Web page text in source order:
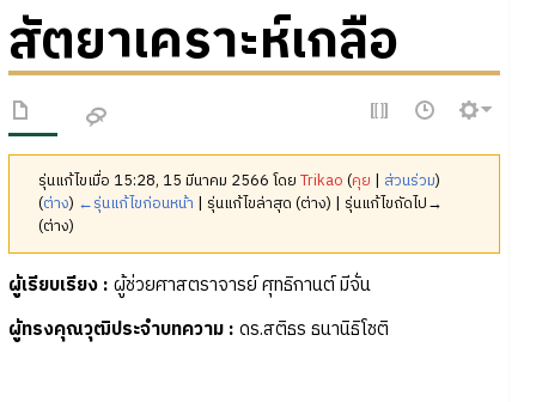
สัตยาเคราะห์เกลือ
รุ่นแก้ไขเมื่อ 15:28, 15 มีนาคม 2566 โดยTrikao (คุย | ส่วนร่วม)
(ต่าง) ←รุ่นแก้ไขก่อนหน้า | รุ่นแก้ไขล่าสุด (ต่าง) | รุ่นแก้ไขถัดไป→
(ต่าง)
ผู้เรียบเรียง : ผู้ช่วยศาสตราจารย์ ศุทธิกานต์ มีจั่น
ผู้ทรงคุณวุฒิประจำบทความ : ดร.สติธร ธนานิธิโชติ